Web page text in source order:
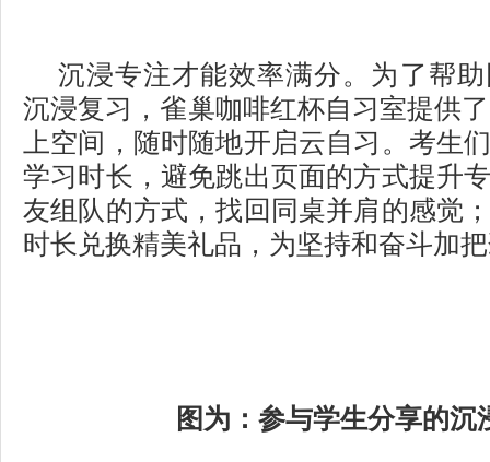
沉浸专注才能效率满分。为了帮
沉浸复习，雀巢咖啡红杯自习室提供
上空间，随时随地开启云自习。考生
学习时长，避免跳出页面的方式提升
友组队的方式，找回同桌并肩的感觉
时长兑换精美礼品，为坚持和奋斗加
图为：参与学生分享的沉